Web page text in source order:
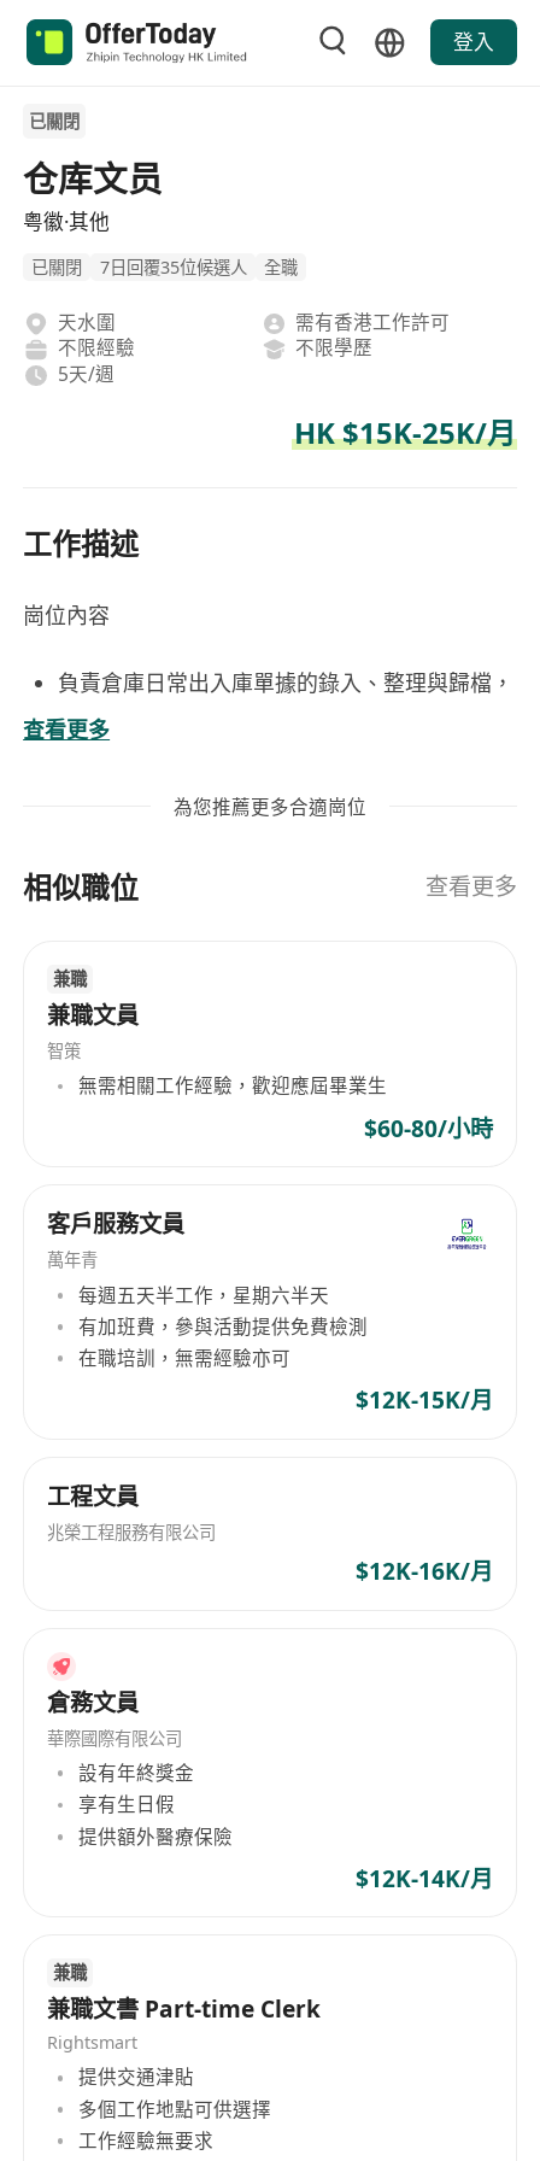
登入
已關閉
仓库文员
粤徽·其他
已關閉 7日回覆35位候選人 全職
天水圍
需有香港工作許可
不限經驗
不限學歷
5天/週
HK $15K-25K/月
工作描述
崗位內容
負責倉庫日常出入庫單據的錄入、整理與歸檔，
確保數據準確及時；
協同倉管人員進行貨品收發核對、盤點作業及庫
處理供應商到貨通知、採購單與出貨單的跟進與
維護倉儲系統（如ERP或WMS）中的物料編碼、
營運統計資料，支援管理決策。
工作要求
学士 副学士 学历 懂粵語為必須，能以普通話或
函數（如VLOOKUP、SUMIF）處理表格資料；
具備1年以上倉務、文員或物流相關工作經驗，
應屆畢業生具良好學習態度及責任感亦可考慮；
細心穩健，具備良好時間管理能力，能按時完成
多項重複性及流程化任務；
具基本倉儲概念（如FIFO、SKU、ABC分類），
福利
提供具市場競爭力之月薪，並設有年終雙糧及表
遞增至最高14天）、有薪病假（每年不少於12
天）；
提供職業安全與健康培訓，包括倉儲作業安全守
則、系統操作指引及緊急應變流程；
設有員工推薦獎勵計劃，成功推薦合適人選獲聘
可獲現金獎勵；
不定期舉辦團隊建設活動，如季度聚餐、節日慶
祝及內部技能分享會，促進跨部門協作與歸屬
查看更多
為您推薦更多合適崗位
相似職位 查看更多
兼職
兼職文員
智策
無需相關工作經驗，歡迎應屆畢業生
$60-80/小時
客戶服務文員
萬年青
每週五天半工作，星期六半天
有加班費，參與活動提供免費檢測
在職培訓，無需經驗亦可
$12K-15K/月
工程文員
兆榮工程服務有限公司
$12K-16K/月
倉務文員
華際國際有限公司
設有年終獎金
享有生日假
提供額外醫療保險
$12K-14K/月
兼職
兼職文書 Part-time Clerk
Rightsmart
提供交通津貼
多個工作地點可供選擇
工作經驗無要求